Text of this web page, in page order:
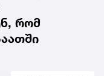
რომ